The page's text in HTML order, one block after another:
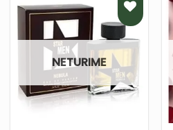
PRIDĖTI
Į NORŲ
SĄRAŠĄ
NETURIME